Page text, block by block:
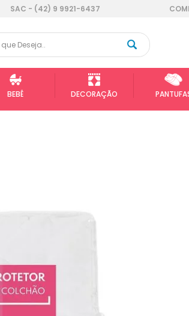
SAC - (42) 9 9921-6437
BEBÊ DECORAÇÃO